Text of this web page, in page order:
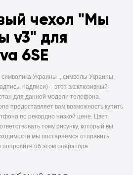
чехол "Мы
v3" для
6SE
символика Украины ., символы Украины,
надписи) – этот эксклюзивный
для данной модели телефона.
предоставляет вам возможность купить
по рекордно низкой цене. Цвет
тому рисунку, который вы
мы постараемся отправить
попросите об этом оператора.